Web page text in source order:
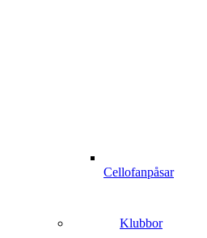
Cellofanpåsar
Klubbor